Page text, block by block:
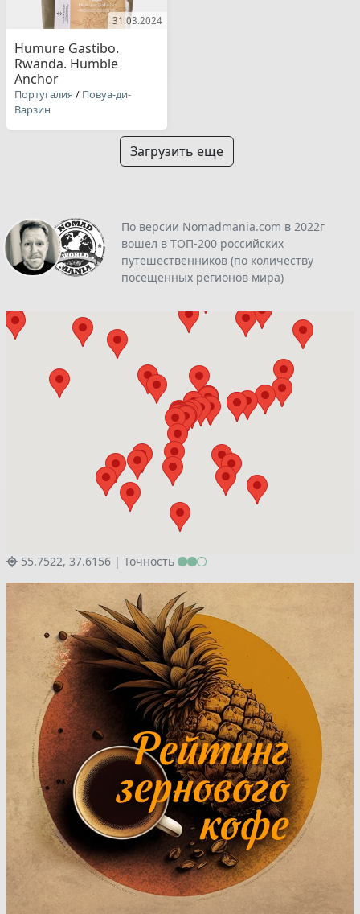
31.03.2024
Humure Gastibo.
Rwanda. Humble
Anchor
Португалия / Повуа-ди-
Варзин
Загрузить еще
По версии Nomadmania.com в 2022г
вошел в ТОП-200 российских
путешественников (по количеству
посещенных регионов мира)
55.7522, 37.6156 | Точность